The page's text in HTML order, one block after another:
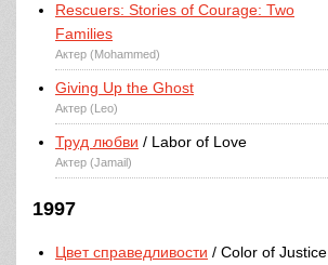
Rescuers: Stories of Courage: Two
Families
Актер (Mohammed)
Giving Up the Ghost
Актер (Leo)
Труд любви / Labor of Love
Актер (Jamail)
1997
Цвет справедливости / Color of Justice